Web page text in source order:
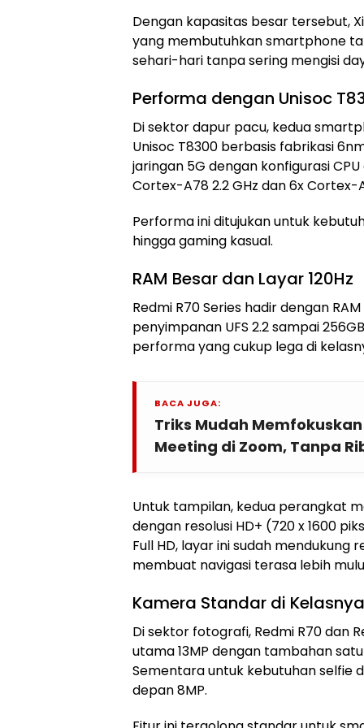
Dengan kapasitas besar tersebut,
yang membutuhkan smartphone
sehari-hari tanpa sering mengisi
Performa dengan Unisoc
Di sektor dapur pacu, kedua
Unisoc T8300 berbasis fabrikasi
jaringan 5G dengan konfigurasi
Cortex-A78 2.2 GHz dan 6x Cortex-
Performa ini ditujukan untuk
hingga gaming kasual.
RAM Besar dan Layar 120Hz
Redmi R70 Series hadir dengan
penyimpanan UFS 2.2 sampai
performa yang cukup lega di
BACA JUGA:
Triks Mudah
Meeting di Zoom, Tanpa
Untuk tampilan, kedua perangkat
dengan resolusi HD+ (720 x 1600
Full HD, layar ini sudah mendukung
membuat navigasi terasa lebih
Kamera Standar di Kelasnya
Di sektor fotografi, Redmi R70 dan
utama 13MP dengan tambahan
Sementara untuk kebutuhan selfie
depan 8MP.